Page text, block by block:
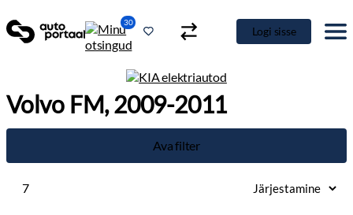
30
Logi sisse
Volvo FM, 2009-2011
Ava filter
7